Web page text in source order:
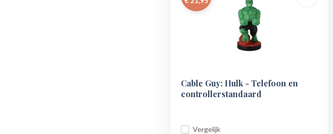
Cable Guy: Hulk - Telefoon en
controllerstandaard
Vergelijk